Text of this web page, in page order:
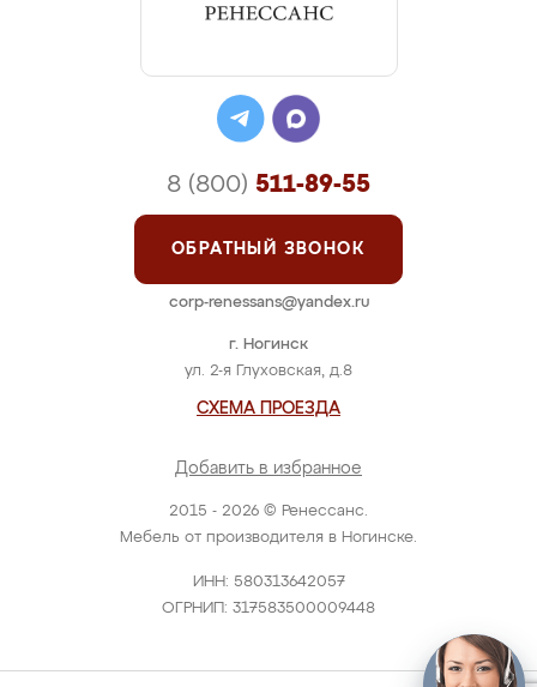
2015 - 2026 © Ренессанс.
Мебель от производителя в Ногинске.
ИНН: 580313642057
ОГРНИП: 317583500009448
г. Ногинск
ул. 2-я Глуховская, д.8
СХЕМА ПРОЕЗДА
Добавить в избранное
8 (800) 511-89-55
ОБРАТНЫЙ ЗВОНОК
corp-renessans@yandex.ru